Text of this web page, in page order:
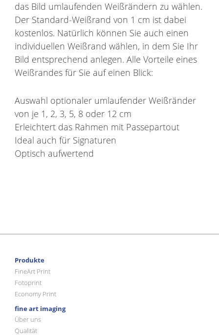
das Bild umlaufenden Weißrändern zu wählen.
Der Standard-Weißrand von 1 cm ist dabei
kostenlos. Natürlich können Sie auch einen
individuellen Weißrand wählen, in dem Sie Ihr
Bild entsprechend anlegen. Alle Vorteile eines
Weißrandes für Sie auf einen Blick:
Auswahl optionaler umlaufender Weißränder
von je 1, 2, 3, 5, 8 oder 12 cm
Erleichtert das Rahmen mit Passepartout
Ideal auch für Signaturen
Optisch aufwertend
Produkte
FineArt Print
Fotoprint
Economy Print
fine art imaging
Über uns
Qualität